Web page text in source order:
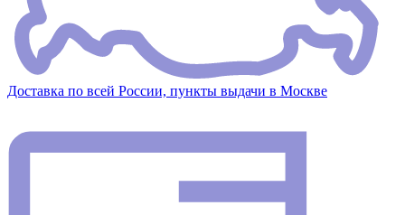
Доставка по всей России, пункты выдачи в Москве